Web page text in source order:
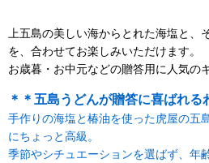
上五島の美しい海からとれた海塩と、
を、合わせてお楽しみいただけます。
お歳暮・お中元などの贈答用に人気の
＊＊五島うどんが贈答に喜ばれる
手作りの海塩と椿油を使った虎屋の五
にちょっと高級。
季節やシチュエーションを選ばず、年